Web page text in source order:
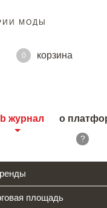
МОДЫ
0
корзина
журнал о
?
площадь